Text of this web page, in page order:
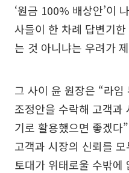
‘원금 100% 배상안’이
사들이 한 차례 답변기
는 것 아니냐는 우려가
그 사이 윤 원장은 “라
조정안을 수락해 고객과
기로 활용했으면 좋겠다
고객과 시장의 신뢰를
토대가 위태로울 수밖에